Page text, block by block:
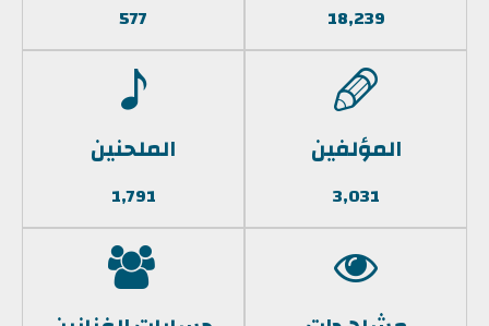
18,239
577
المؤلفين
3,031
الملحنين
1,791